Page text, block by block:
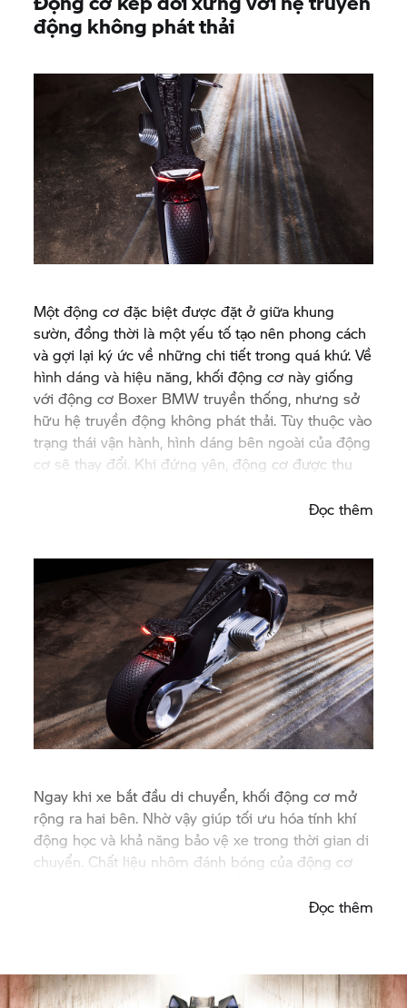
động không phát thải
Một động cơ đặc biệt được đặt ở giữa khung
sườn, đồng thời là một yếu tố tạo nên phong cách
và gợi lại ký ức về những chi tiết trong quá khứ. Về
hình dáng và hiệu năng, khối động cơ này giống
với động cơ Boxer BMW truyền thống, nhưng sở
hữu hệ truyền động không phát thải. Tùy thuộc vào
trạng thái vận hành, hình dáng bên ngoài của động
cơ sẽ thay đổi. Khi đứng yên, động cơ được thu
Đọc thêm
Ngay khi xe bắt đầu di chuyển, khối động cơ mở
rộng ra hai bên. Nhờ vậy giúp tối ưu hóa tính khí
động học và khả năng bảo vệ xe trong thời gian di
chuyển. Chất liệu nhôm đánh bóng của động cơ
Đọc thêm